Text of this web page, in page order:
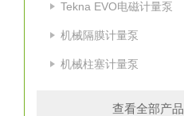
Tekna EVO电磁计量泵
机械隔膜计量泵
机械柱塞计量泵
查看全部产品